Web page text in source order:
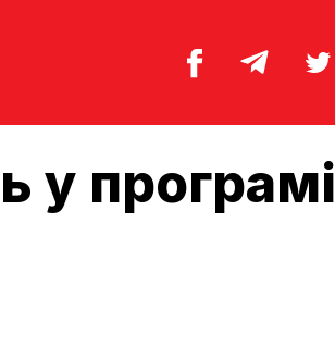
у програмі